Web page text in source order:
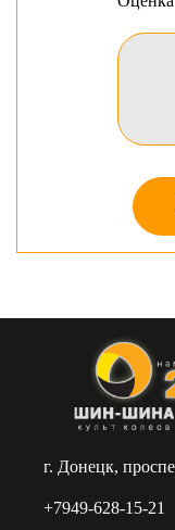
наличии в
г. Донецк,
+7949-628-15-21